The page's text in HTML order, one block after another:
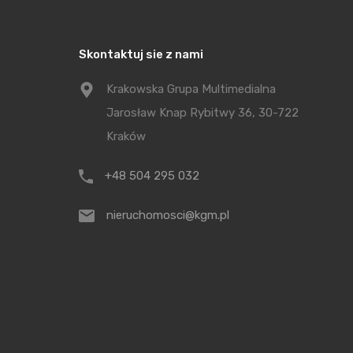
Skontaktuj sie z nami
Krakowska Grupa Multimedialna
Jarosław Knap Rybitwy 36, 30-722
Kraków
+48 504 295 032
nieruchomosci@kgm.pl